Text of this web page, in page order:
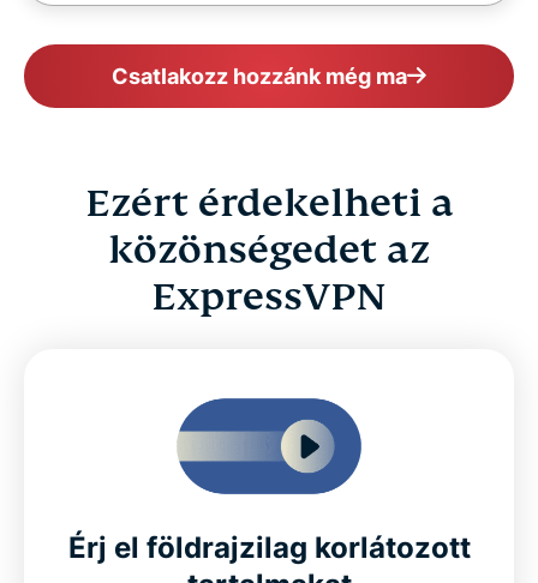
Csatlakozz hozzánk még ma
Ezért érdekelheti a
közönségedet az
ExpressVPN
Érj el földrajzilag korlátozott